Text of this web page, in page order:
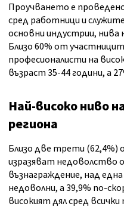
Проучването е
сред работници и
основни индустрии, нива
Близо 60% от
професионалисти на
възраст 35-44 години, а
Най-високо ниво
региона
Близо две трети (62,4%)
изразяват
възнаграждение, над
недоволни, а 39,9% по-
високият дял сред